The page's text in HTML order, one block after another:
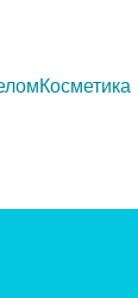
Косметика